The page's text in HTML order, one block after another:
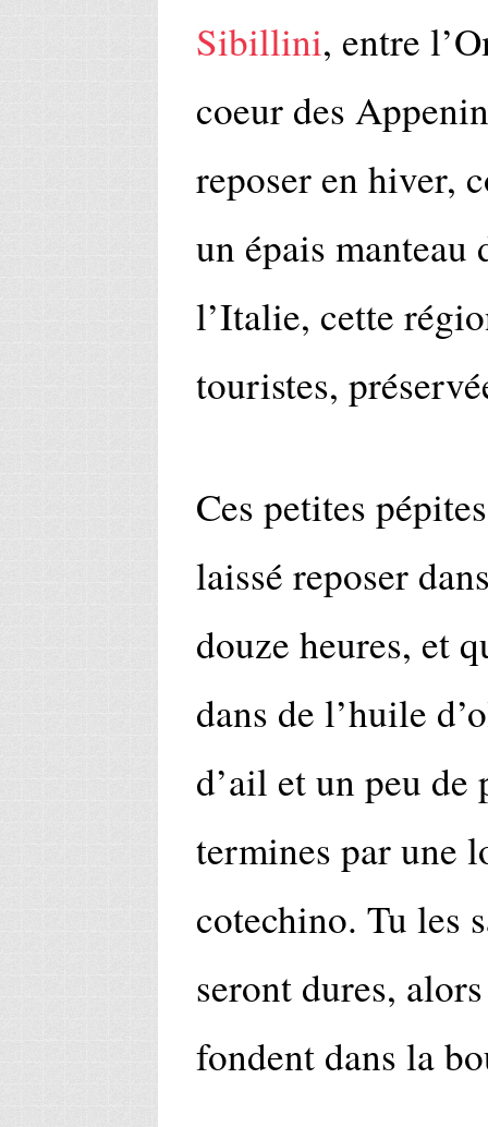
Sibillini, entre
coeur des
reposer en hiver,
un épais manteau
l’Italie, cette
touristes,
Ces petites
laissé reposer
douze heures, et
dans de l’huile
d’ail et un peu de
termines par une
cotechino. Tu les
seront dures,
fondent dans la